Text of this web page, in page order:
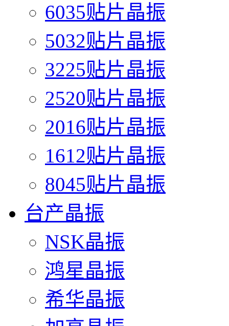
6035贴片晶振
5032贴片晶振
3225贴片晶振
2520贴片晶振
2016贴片晶振
1612贴片晶振
8045贴片晶振
台产晶振
NSK晶振
鸿星晶振
希华晶振